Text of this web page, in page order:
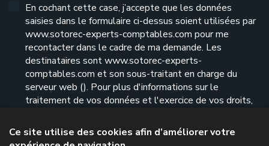
En cochant cette case, j’accepte que les données
saisies dans le formulaire ci-dessus soient utilisées par
www.sotorec-experts-comptables.com pour me
recontacter dans le cadre de ma demande. Les
destinataires sont www.sotorec-experts-
comptables.com et son sous-traitant en charge du
serveur web (). Pour plus d'informations sur le
traitement de vos données et l'exercice de vos droits,
Ce site utilise des cookies afin d’améliorer votre